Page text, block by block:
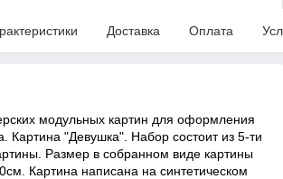
Доставка Оплата
модульных картин для оформления
Картина "Девушка". Набор состоит из 5-ти
Размер в собранном виде картины
Картина написана на синтетическом